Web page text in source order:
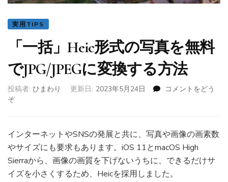
実用TIPS
「一括」Heic形式の写真を無料
でJPG/JPEGに変換する方法
投稿者: ひまわり 更新日: 2023年5月24日
コメントをどう
ぞ
形
式
の
写
真
インターネットやSNSの発展と共に、写真や画像の画素数
やサイズにも要求もあります。iOS 11とmacOS High
Sierraから、画像の画質を下げないうちに、できるだけサ
イズを小さくするため、Heicを採用しました。